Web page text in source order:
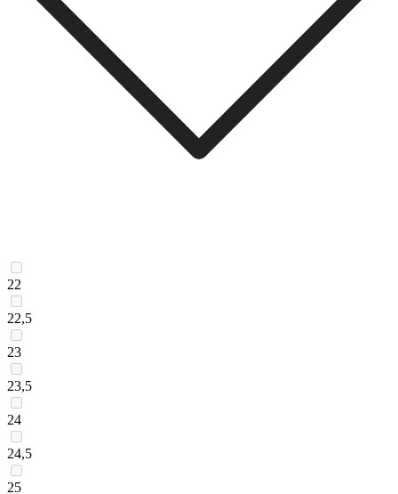
22
22,5
23
23,5
24
24,5
25